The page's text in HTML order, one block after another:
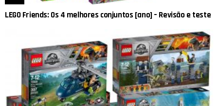
LEGO Friends: Os 4 melhores conjuntos [ano] – Revisão e teste